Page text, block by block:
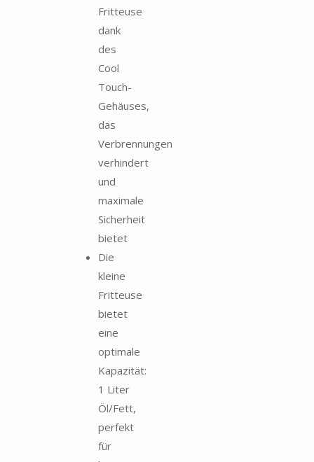
Fritteuse
dank
des
Cool
Touch-
Gehäuses,
das
Verbrennungen
verhindert
und
maximale
Sicherheit
bietet
Die
kleine
Fritteuse
bietet
eine
optimale
Kapazität:
1 Liter
Öl/Fett,
perfekt
für